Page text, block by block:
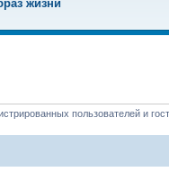
жизни
пользователей и